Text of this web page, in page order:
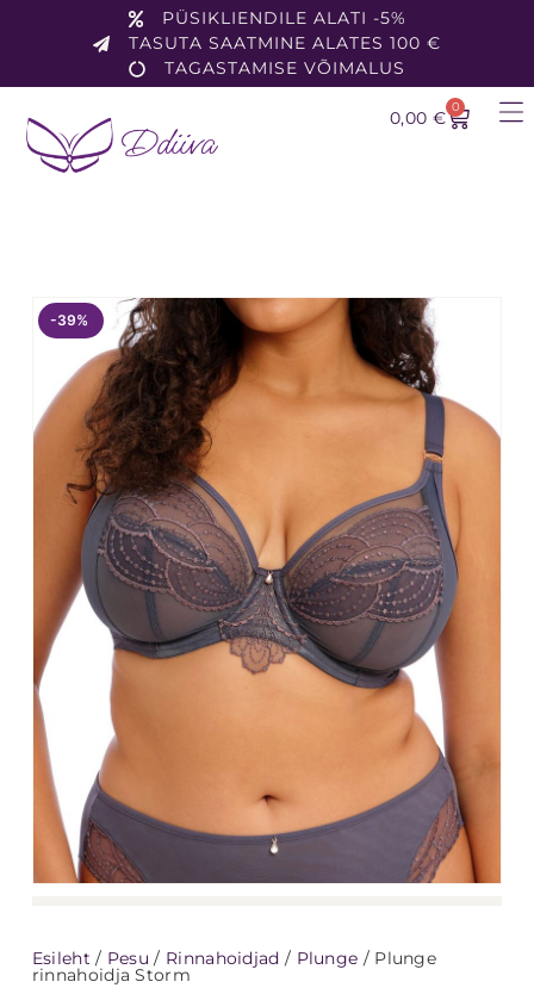
PÜSIKLIENDILE ALATI -5%
TASUTA SAATMINE ALATES 100 €
TAGASTAMISE VÕIMALUS
0,00 €
0
Esileht / Pesu / Rinnahoidjad / Plunge / Plunge
rinnahoidja Storm
-39%